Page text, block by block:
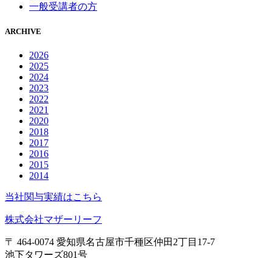
一般受講者の方
ARCHIVE
2026
2025
2024
2023
2022
2021
2020
2018
2017
2016
2015
2014
当社関与実績はこちら
株式会社マザーリーフ
〒 464-0074 愛知県名古屋市千種区仲田2丁目17-7
池下タワーズ801号